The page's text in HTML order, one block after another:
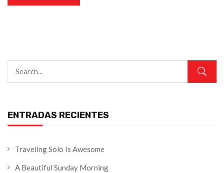
ENTRADAS RECIENTES
Traveling Solo Is Awesome
A Beautiful Sunday Morning